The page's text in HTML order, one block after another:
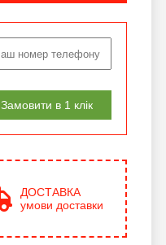
Замовити в 1 клік
ДОСТАВКА
умови доставки